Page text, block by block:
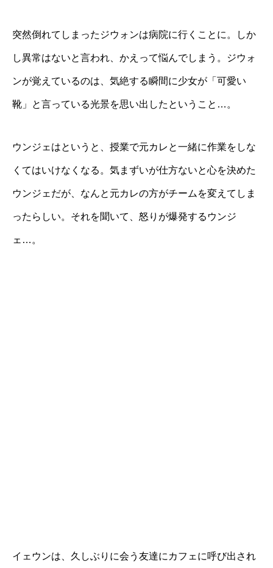
突然倒れてしまったジウォンは病院に行くことに。しか
し異常はないと言われ、かえって悩んでしまう。ジウォ
ンが覚えているのは、気絶する瞬間に少女が「可愛い
靴」と言っている光景を思い出したということ…。
ウンジェはというと、授業で元カレと一緒に作業をしな
くてはいけなくなる。気まずいが仕方ないと心を決めた
ウンジェだが、なんと元カレの方がチームを変えてしま
ったらしい。それを聞いて、怒りが爆発するウンジ
ェ…。
イェウンは、久しぶりに会う友達にカフェに呼び出され